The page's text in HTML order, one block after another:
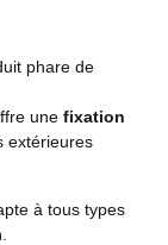
phare de
une fixation
extérieures
à tous types